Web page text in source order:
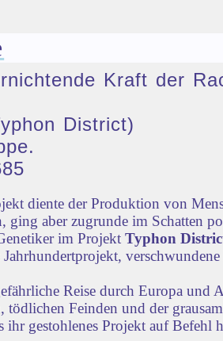
Kraft der
District)
diente der Produktion von
ging aber zugrunde im Schatten
im ProjektTyphon
Reise durch Europa
Feinden und der
gestohlenes Projekt auf